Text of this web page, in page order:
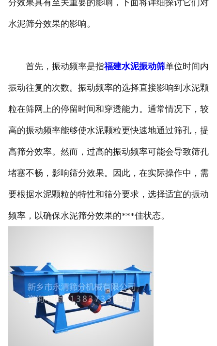
分效果具有至关重要的影响，下面将详细探讨它们对
水泥筛分效果的影响。
首先，振动频率是指福建水泥振动筛单位时间内
振动往复的次数。振动频率的选择直接影响到水泥颗
粒在筛网上的停留时间和穿透能力。通常情况下，较
高的振动频率能够使水泥颗粒更快速地通过筛孔，提
高筛分效率。然而，过高的振动频率可能会导致筛孔
堵塞不畅，影响筛分效果。因此，在实际操作中，需
要根据水泥颗粒的特性和筛分要求，选择适宜的振动
频率，以确保水泥筛分效果的***佳状态。